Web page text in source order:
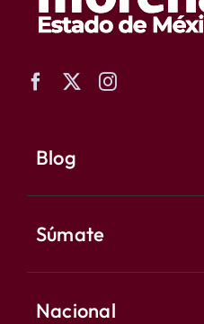
Blog
Súmate
Nacional